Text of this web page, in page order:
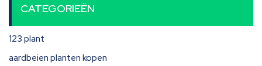
CATEGORIEËN
123 plant
aardbeien planten kopen